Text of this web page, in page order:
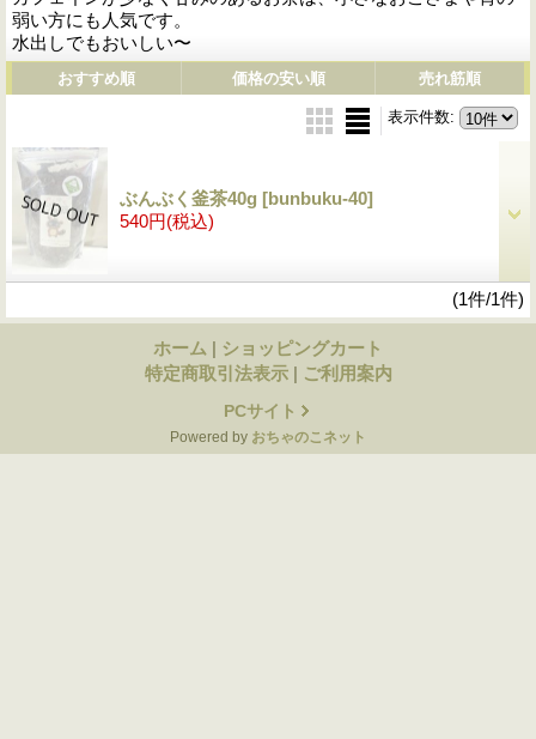
弱い方にも人気です。
水出しでもおいしい〜
おすすめ順 価格の安い順 売れ筋順
表示件数:
ぶんぶく釜茶40g [bunbuku-40]
540円(税込)
(1件/1件)
ホーム | ショッピングカート
特定商取引法表示 | ご利用案内
PCサイト
Powered by おちゃのこネット